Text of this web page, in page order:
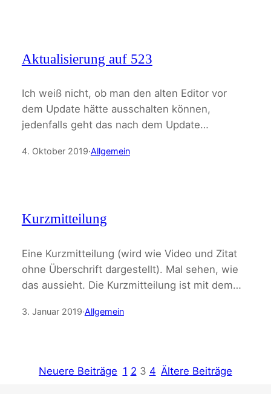
Aktualisierung auf 523
Ich weiß nicht, ob man den alten Editor vor
dem Update hätte ausschalten können,
jedenfalls geht das nach dem Update…
4. Oktober 2019·Allgemein
Kurzmitteilung
Eine Kurzmitteilung (wird wie Video und Zitat
ohne Überschrift dargestellt). Mal sehen, wie
das aussieht. Die Kurzmitteilung ist mit dem…
3. Januar 2019·Allgemein
Neuere Beiträge 1 2 3 4 Ältere Beiträge